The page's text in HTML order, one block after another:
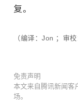
复。
（编译：Jon ；审
免责声明
本文来自腾讯新闻客
场。